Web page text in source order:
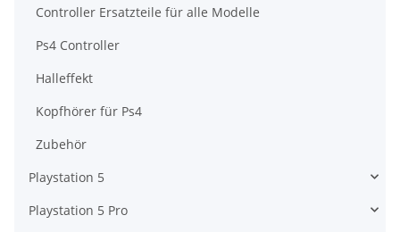
Controller Ersatzteile für alle Modelle
Ps4 Controller
Halleffekt
Kopfhörer für Ps4
Zubehör
Playstation 5
Playstation 5 Pro